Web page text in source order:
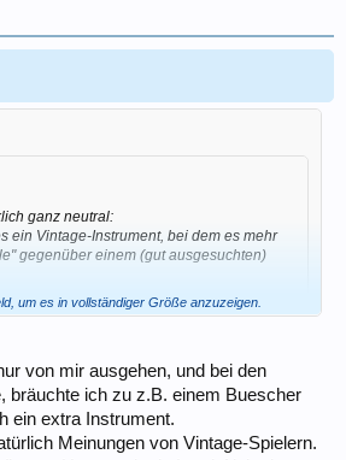
ganz neutral:
ein Vintage-Instrument, bei dem es mehr
gegenüber einem (gut ausgesuchten)
als Tenor, zweitens ist der genannte
Digit Mk.VI" nach meinen
zumindest grenzwertig; neuere Mk.VI
mit dem Budget und last but not least heißt
um es in vollständiger Größe anzuzeigen.
von mir ausgehen, und bei den
bräuchte ich zu z.B. einem Buescher
ein extra Instrument.
Meinungen von Vintage-Spielern.